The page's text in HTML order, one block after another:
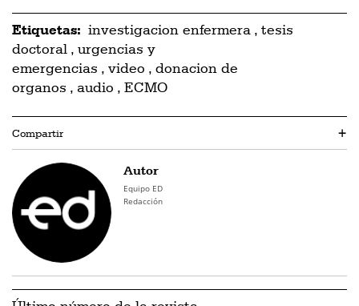
Etiquetas: investigacion enfermera , tesis
doctoral , urgencias y
emergencias , video , donacion de
organos , audio , ECMO
Compartir +
Autor
Equipo ED
Redacción